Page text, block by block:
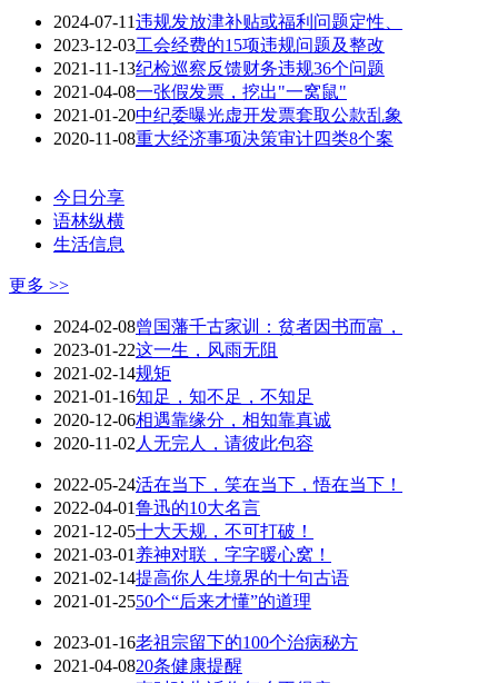
2024-07-11违规发放津补贴或福利问题定性、
2023-12-03工会经费的15项违规问题及整改
2021-11-13纪检巡察反馈财务违规36个问题
2021-04-08一张假发票，挖出"一窝鼠"
2021-01-20中纪委曝光虚开发票套取公款乱象
2020-11-08重大经济事项决策审计四类8个案
今日分享
语林纵横
生活信息
更多 >>
2024-02-08曾国藩千古家训：贫者因书而富，
2023-01-22这一生，风雨无阻
2021-02-14规矩
2021-01-16知足，知不足，不知足
2020-12-06相遇靠缘分，相知靠真诚
2020-11-02 人无完人，请彼此包容
2022-05-24活在当下，笑在当下，悟在当下！
2022-04-01鲁迅的10大名言
2021-12-05十大天规，不可打破！
2021-03-01 养神对联，字字暖心窝！
2021-02-14提高你人生境界的十句古语
2021-01-2550个“后来才懂”的道理
2023-01-16老祖宗留下的100个治病秘方
2021-04-0820条健康提醒